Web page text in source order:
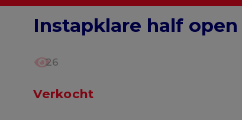
Instapklare half
26
Verkocht